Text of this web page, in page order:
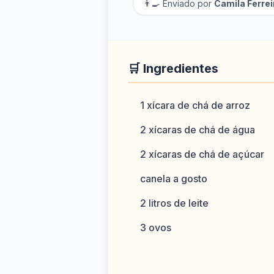
👨‍🍳 Enviado por Camila
🛒 Ingredientes
1 xícara de chá de arroz
2 xícaras de chá de água
2 xícaras de chá de açúcar
canela a gosto
2 litros de leite
3 ovos